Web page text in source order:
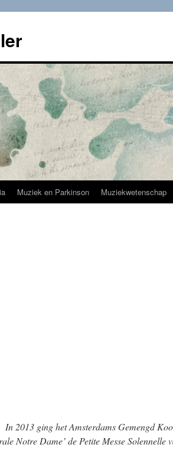
Muziek en Parkinson Muziekwetenschap
In 2013 ging het Amsterdams Gemengd
Notre Dame’ de Petite Messe Solennelle